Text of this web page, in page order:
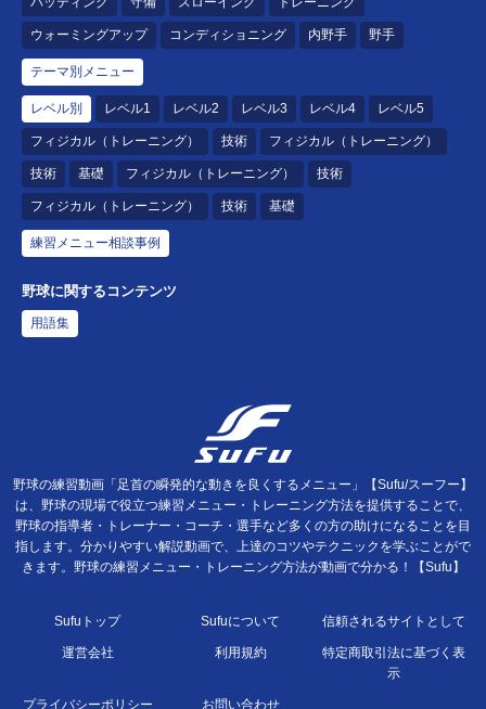
ウォーミングアップ コンディショニング 内野手 野手
テーマ別メニュー
レベル別 レベル1 レベル2 レベル3 レベル4 レベル5
フィジカル（トレーニング） 技術 フィジカル（トレーニング）
技術 基礎 フィジカル（トレーニング） 技術
フィジカル（トレーニング） 技術 基礎
練習メニュー相談事例
野球に関するコンテンツ
用語集
野球の練習動画「足首の瞬発的な動きを良くするメニュー」【Sufu/スーフー】
は、野球の現場で役立つ練習メニュー・トレーニング方法を提供することで、
野球の指導者・トレーナー・コーチ・選手など多くの方の助けになることを目
指します。分かりやすい解説動画で、上達のコツやテクニックを学ぶことがで
きます。野球の練習メニュー・トレーニング方法が動画で分かる！【Sufu】
Sufuトップ Sufuについて 信頼されるサイトとして
運営会社 利用規約
特定商取引法に基づく表
示
プライバシーポリシー お問い合わせ